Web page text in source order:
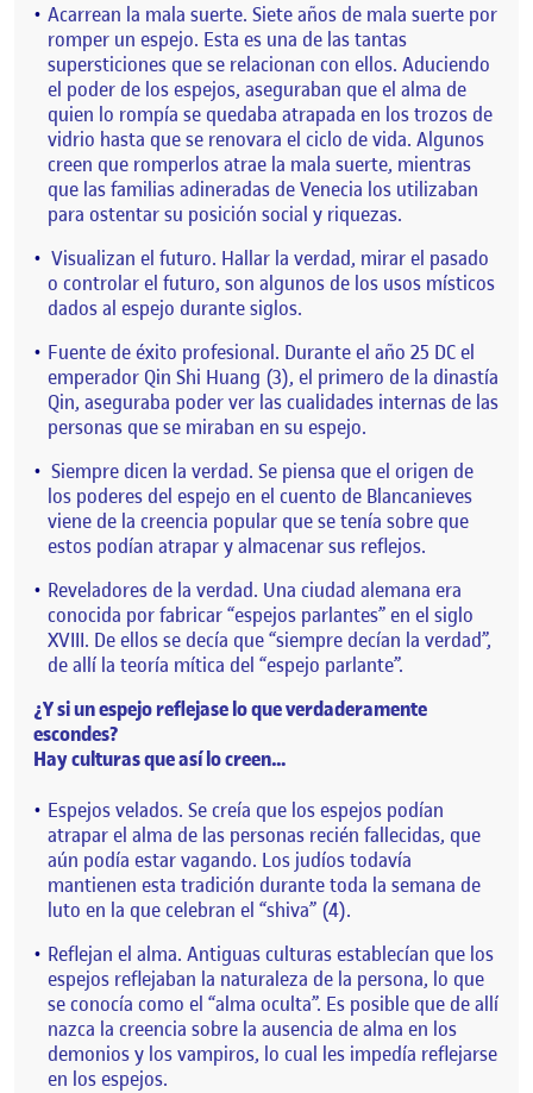
Acarrean la mala suerte. Siete años de mala suerte por
romper un espejo. Esta es una de las tantas
supersticiones que se relacionan con ellos. Aduciendo
el poder de los espejos, aseguraban que el alma de
quien lo rompía se quedaba atrapada en los trozos de
vidrio hasta que se renovara el ciclo de vida. Algunos
creen que romperlos atrae la mala suerte, mientras
que las familias adineradas de Venecia los utilizaban
para ostentar su posición social y riquezas.
Visualizan el futuro. Hallar la verdad, mirar el pasado
o controlar el futuro, son algunos de los usos místicos
dados al espejo durante siglos.
Fuente de éxito profesional. Durante el año 25 DC el
emperador Qin Shi Huang (3), el primero de la dinastía
Qin, aseguraba poder ver las cualidades internas de las
personas que se miraban en su espejo.
Siempre dicen la verdad. Se piensa que el origen de
los poderes del espejo en el cuento de Blancanieves
viene de la creencia popular que se tenía sobre que
estos podían atrapar y almacenar sus reflejos.
Reveladores de la verdad. Una ciudad alemana era
conocida por fabricar “espejos parlantes” en el siglo
XVIII. De ellos se decía que “siempre decían la verdad”,
de allí la teoría mítica del “espejo parlante”.
¿Y si un espejo reflejase lo que verdaderamente
escondes?
Hay culturas que así lo creen…
Espejos velados. Se creía que los espejos podían
atrapar el alma de las personas recién fallecidas, que
aún podía estar vagando. Los judíos todavía
mantienen esta tradición durante toda la semana de
luto en la que celebran el “shiva” (4).
Reflejan el alma. Antiguas culturas establecían que los
espejos reflejaban la naturaleza de la persona, lo que
se conocía como el “alma oculta”. Es posible que de allí
nazca la creencia sobre la ausencia de alma en los
demonios y los vampiros, lo cual les impedía reflejarse
en los espejos.